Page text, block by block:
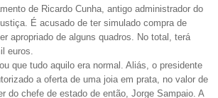
de Ricardo Cunha, antigo administrador do
É acusado de ter simulado compra de
apropriado de alguns quadros. No total, terá
euros.
que tudo aquilo era normal. Aliás, o presidente
a oferta de uma joia em prata, no valor de
do chefe de estado de então, Jorge Sampaio. A